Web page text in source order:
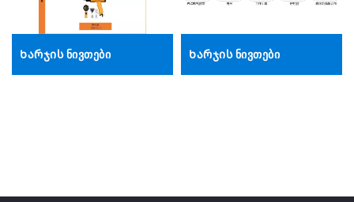
Ხარჯის ნივთები Ხარჯის ნივთები